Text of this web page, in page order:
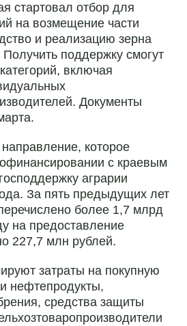
стартовал отбор для
на возмещение части
и реализацию зерна
поддержку смогут
включая
Документы
которое
с краевым
аграрии
За пять предыдущих лет
более 1,7 млрд
на предоставление
227,7 млн рублей.
затраты на покупную
нефтепродукты,
средства защиты